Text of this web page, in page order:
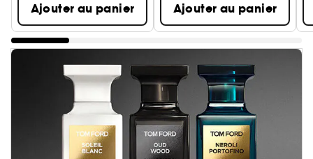
Ajouter au panier Ajouter au panier